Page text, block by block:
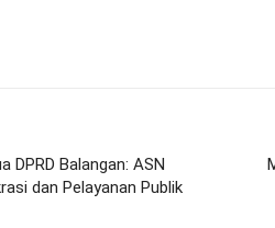
DPRD Balangan: ASN
dan Pelayanan Publik